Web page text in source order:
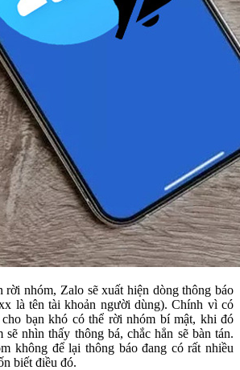
rời nhóm, Zalo sẽ xuất hiện dòng thông báo
là tên tài khoản người dùng). Chính vì có
cho bạn khó có thể rời nhóm bí mật, khi đó
nhìn thấy thông bá, chắc hẳn sẽ bàn tán.
không để lại thông báo đang có rất nhiều
biết điều đó.